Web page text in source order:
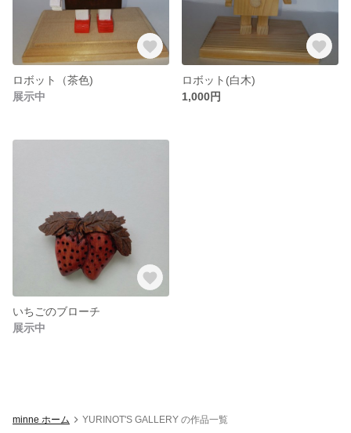
ロボット（茶色)
展示中
ロボット(白木)
1,000円
いちごのブローチ
展示中
minne ホーム YURINOT'S GALLERY の作品一覧